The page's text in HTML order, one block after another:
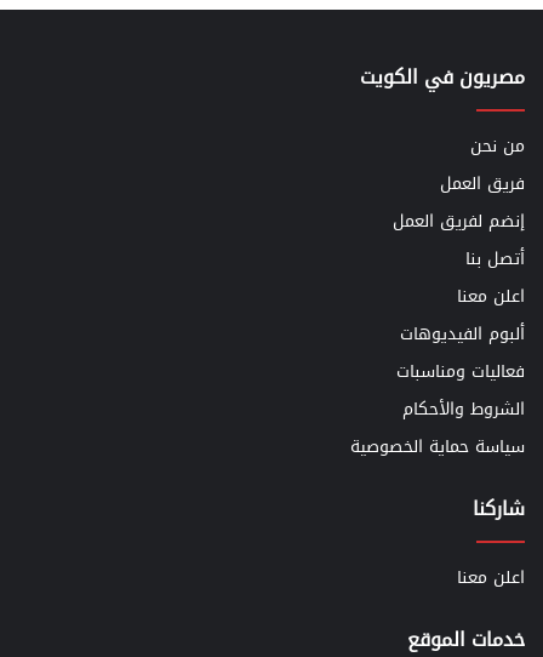
مصريون في الكويت
من نحن
فريق العمل
إنضم لفريق العمل
أتصل بنا
اعلن معنا
ألبوم الفيديوهات
فعاليات ومناسبات
الشروط والأحكام
سياسة حماية الخصوصية
شاركنا
اعلن معنا
خدمات الموقع